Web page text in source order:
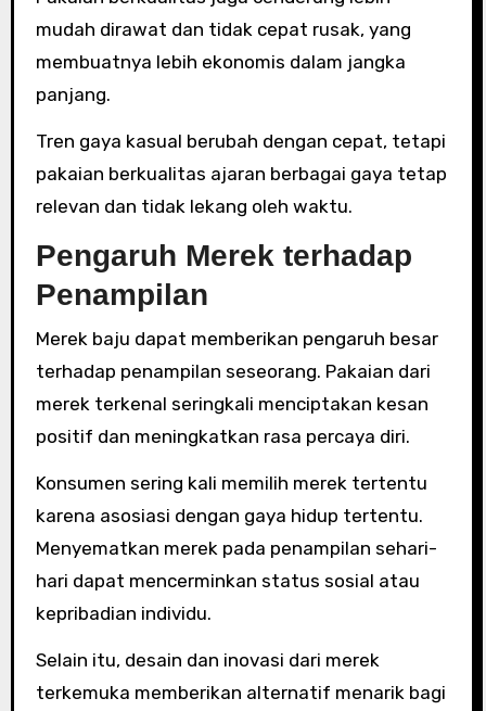
mudah dirawat dan tidak cepat rusak, yang
membuatnya lebih ekonomis dalam jangka
panjang.
Tren gaya kasual berubah dengan cepat, tetapi
pakaian berkualitas ajaran berbagai gaya tetap
relevan dan tidak lekang oleh waktu.
Pengaruh Merek terhadap
Penampilan
Merek baju dapat memberikan pengaruh besar
terhadap penampilan seseorang. Pakaian dari
merek terkenal seringkali menciptakan kesan
positif dan meningkatkan rasa percaya diri.
Konsumen sering kali memilih merek tertentu
karena asosiasi dengan gaya hidup tertentu.
Menyematkan merek pada penampilan sehari-
hari dapat mencerminkan status sosial atau
kepribadian individu.
Selain itu, desain dan inovasi dari merek
terkemuka memberikan alternatif menarik bagi